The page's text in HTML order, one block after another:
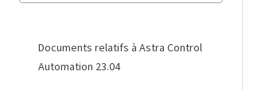
Documents relatifs à Astra Control
Automation 23.04